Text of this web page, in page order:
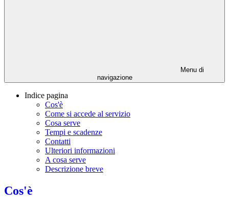
Menu di
navigazione
Indice pagina
Cos'è
Come si accede al servizio
Cosa serve
Tempi e scadenze
Contatti
Ulteriori informazioni
A cosa serve
Descrizione breve
Cos'è